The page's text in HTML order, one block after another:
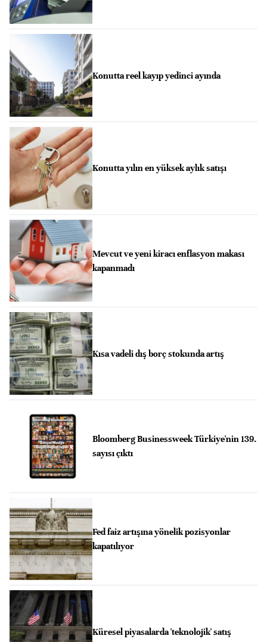
Konutta reel kayıp yedinci ayında
Konutta yılın en yüksek aylık satışı
Mevcut ve yeni kiracı enflasyon makası
kapanmadı
Kısa vadeli dış borç stokunda artış
Bloomberg Businessweek Türkiye'nin 139.
sayısı çıktı
Fed faiz artışına yönelik pozisyonlar
kapatılıyor
Küresel piyasalarda 'teknolojik' satış